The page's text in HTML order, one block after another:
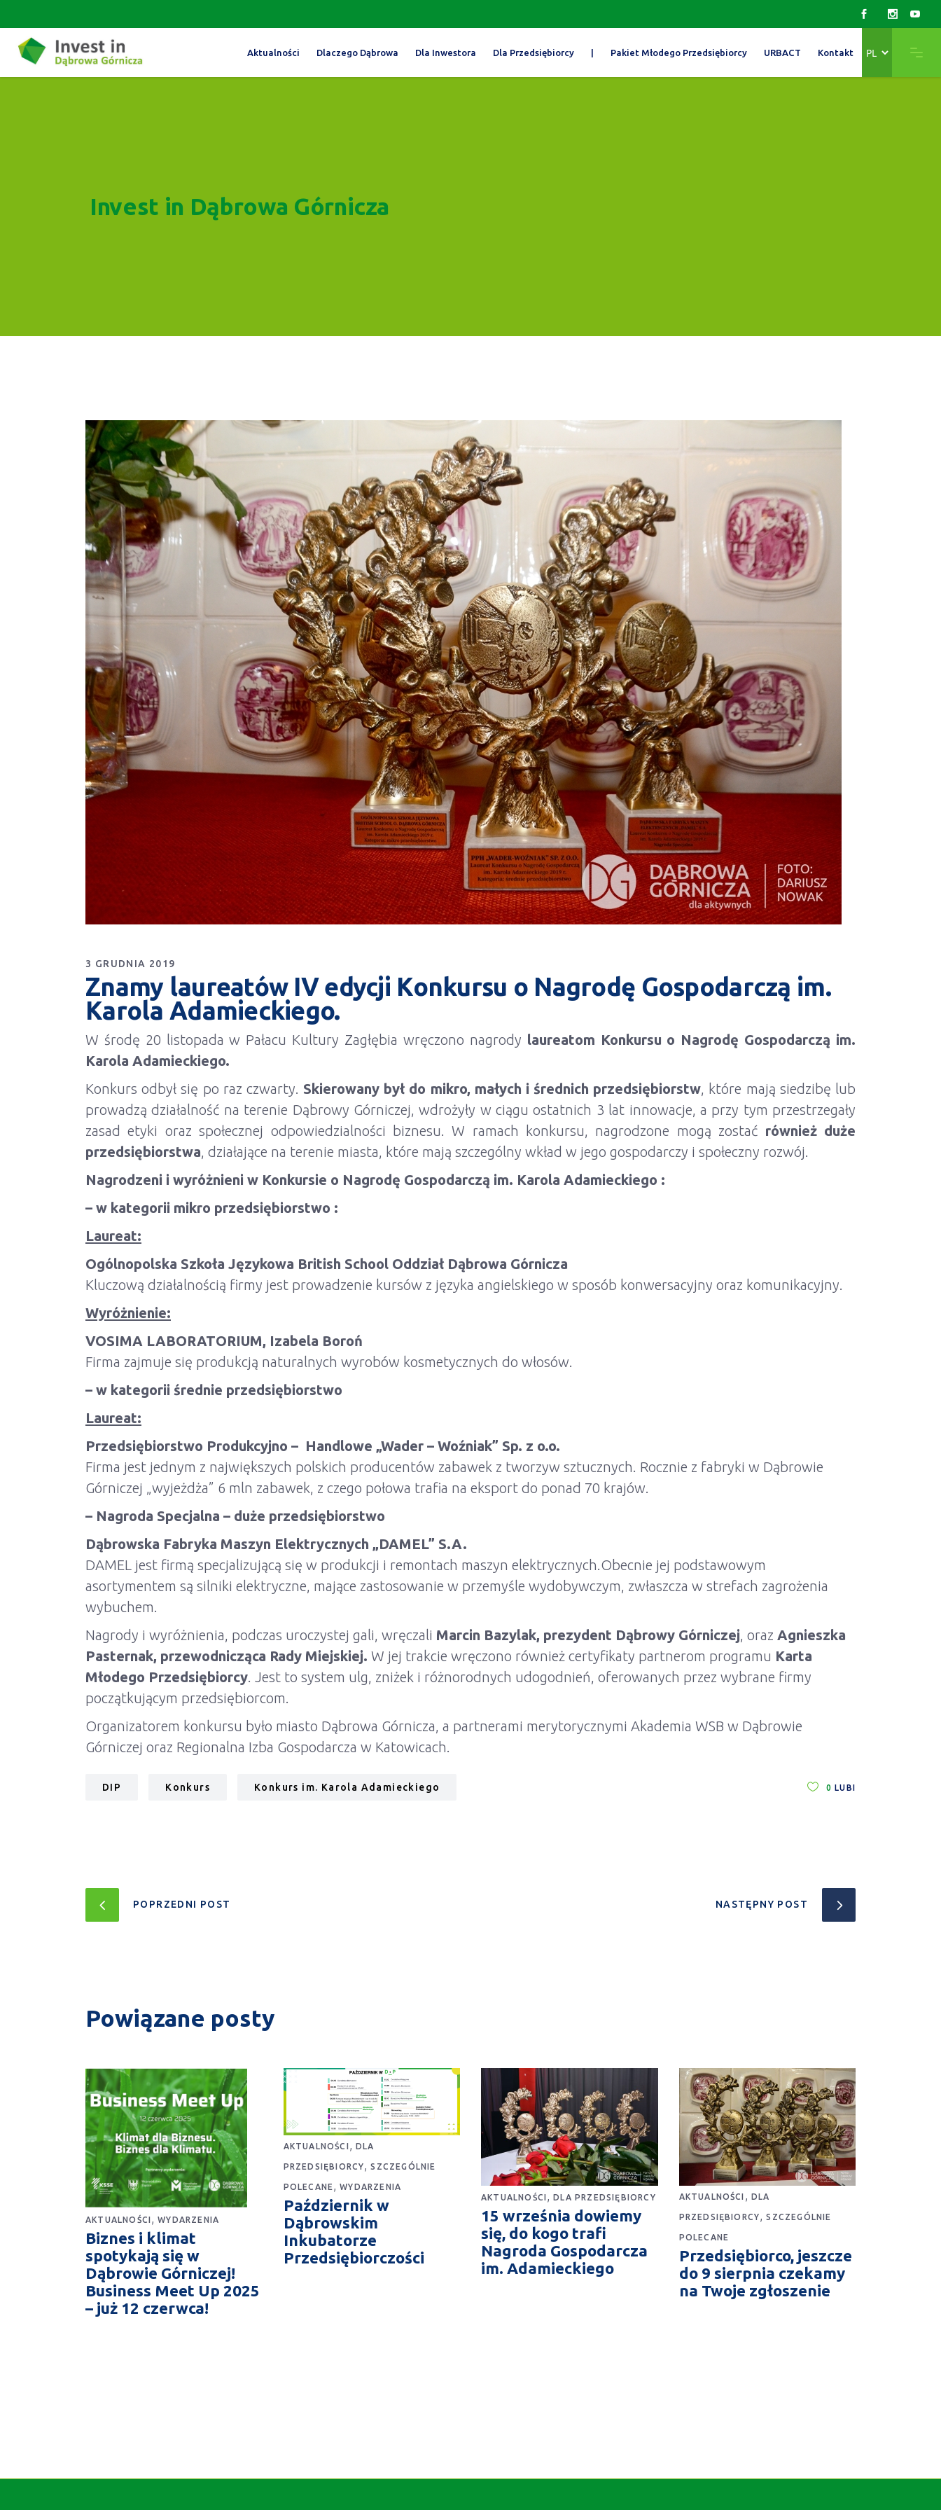
Aktualności Dlaczego Dąbrowa Dla Inwestora Dla Przedsiębiorcy | Pakiet Młodego Przedsiębiorcy URBACT Kontakt
język
Invest in Dąbrowa Górnicza
3 GRUDNIA 2019
Znamy laureatów IV edycji Konkursu o Nagrodę Gospodarczą im.
Karola Adamieckiego.
W środę 20 listopada w Pałacu Kultury Zagłębia wręczono nagrody laureatom Konkursu o Nagrodę Gospodarczą im.
Karola Adamieckiego.
Konkurs odbył się po raz czwarty. Skierowany był do mikro, małych i średnich przedsiębiorstw, które mają siedzibę lub
prowadzą działalność na terenie Dąbrowy Górniczej, wdrożyły w ciągu ostatnich 3 lat innowacje, a przy tym przestrzegały
zasad etyki oraz społecznej odpowiedzialności biznesu. W ramach konkursu, nagrodzone mogą zostać również duże
przedsiębiorstwa, działające na terenie miasta, które mają szczególny wkład w jego gospodarczy i społeczny rozwój.
Nagrodzeni i wyróżnieni w Konkursie o Nagrodę Gospodarczą im. Karola Adamieckiego :
– w kategorii mikro przedsiębiorstwo :
Laureat:
Ogólnopolska Szkoła Językowa British School Oddział Dąbrowa Górnicza
Kluczową działalnością firmy jest prowadzenie kursów z języka angielskiego w sposób konwersacyjny oraz komunikacyjny.
Wyróżnienie:
VOSIMA LABORATORIUM, Izabela Boroń
Firma zajmuje się produkcją naturalnych wyrobów kosmetycznych do włosów.
– w kategorii średnie przedsiębiorstwo
Laureat:
Przedsiębiorstwo Produkcyjno – Handlowe „Wader – Woźniak” Sp. z o.o.
Firma jest jednym z największych polskich producentów zabawek z tworzyw sztucznych. Rocznie z fabryki w Dąbrowie
Górniczej „wyjeżdża” 6 mln zabawek, z czego połowa trafia na eksport do ponad 70 krajów.
– Nagroda Specjalna – duże przedsiębiorstwo
Dąbrowska Fabryka Maszyn Elektrycznych „DAMEL” S.A.
DAMEL jest firmą specjalizującą się w produkcji i remontach maszyn elektrycznych.Obecnie jej podstawowym
asortymentem są silniki elektryczne, mające zastosowanie w przemyśle wydobywczym, zwłaszcza w strefach zagrożenia
wybuchem.
Nagrody i wyróżnienia, podczas uroczystej gali, wręczali Marcin Bazylak, prezydent Dąbrowy Górniczej, oraz Agnieszka
Pasternak, przewodnicząca Rady Miejskiej. W jej trakcie wręczono również certyfikaty partnerom programu Karta
Młodego Przedsiębiorcy. Jest to system ulg, zniżek i różnorodnych udogodnień, oferowanych przez wybrane firmy
początkującym przedsiębiorcom.
Organizatorem konkursu było miasto Dąbrowa Górnicza, a partnerami merytorycznymi Akademia WSB w Dąbrowie
Górniczej oraz Regionalna Izba Gospodarcza w Katowicach.
DIP Konkurs Konkurs im. Karola Adamieckiego 0 LUBI
POPRZEDNI POST NASTĘPNY POST
Powiązane posty
AKTUALNOŚCI ,WYDARZENIA
Biznes i klimat
spotykają się w
Dąbrowie Górniczej!
Business Meet Up 2025
– już 12 czerwca!
AKTUALNOŚCI DLA
PRZEDSIĘBIORCY ,SZCZEGÓLNIE
POLECANE ,WYDARZENIA
Październik w
Dąbrowskim
Inkubatorze
Przedsiębiorczości
AKTUALNOŚCI,DLA PRZEDSIĘBIORCY
15 września dowiemy
się, do kogo trafi
Nagroda Gospodarcza
im. Adamieckiego
AKTUALNOŚCI , DLA
PRZEDSIĘBIORCY,SZCZEGÓLNIE
POLECANE
Przedsiębiorco, jeszcze
do 9 sierpnia czekamy
na Twoje zgłoszenie